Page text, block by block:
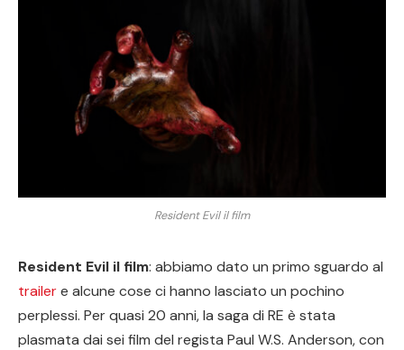
Resident Evil il film
Resident Evil il film: abbiamo dato un primo sguardo al
trailere alcune cose ci hanno lasciato un pochino
perplessi. Per quasi 20 anni, la saga di RE è stata
plasmata dai sei film del regista Paul W.S. Anderson, con